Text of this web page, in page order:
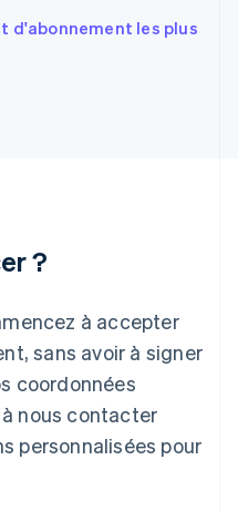
d'abonnement les plus
?
à accepter
sans avoir à signer
coordonnées
nous contacter
personnalisées pour